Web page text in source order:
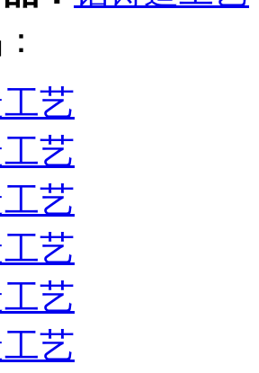
艺
艺
艺
艺
艺
艺